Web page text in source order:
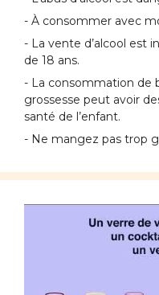
- À consommer avec
- La vente d’alcool est
de 18 ans.
- La consommation de
grossesse peut avoir
santé de l’enfant.
- Ne mangez pas trop